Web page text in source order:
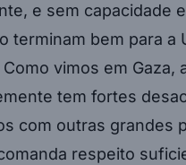
e sem capacidade
terminam bem para a
vimos em Gaza,
tem fortes
com outras grandes
respeito